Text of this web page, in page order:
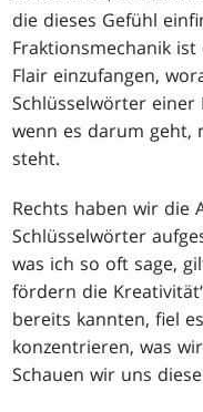
die dieses Gefühl
Fraktionsmechanik
Flair einzufangen,
Schlüsselwörter einer
wenn es darum geht,
steht.
Rechts haben wir die
Schlüsselwörter
was ich so oft sage,
fördern die
bereits kannten, fiel
konzentrieren, was
Schauen wir uns